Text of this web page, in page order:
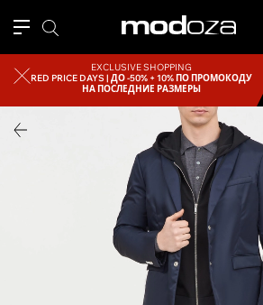
EXCLUSIVE SHOPPING
RED PRICE DAYS |ДО -50% + 10% ПО ПРОМОКОДУ
НА ПОСЛЕДНИЕ РАЗМЕРЫ